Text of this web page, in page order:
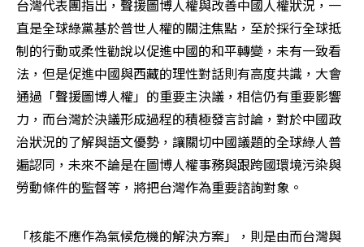
台灣代表團指出，聲援圖博人權與改善中國人權狀況，一
直是全球綠黨基於普世人權的關注焦點，至於採行全球抵
制的行動或柔性勸說以促進中國的和平轉變，未有一致看
法，但是促進中國與西藏的理性對話則有高度共識，大會
通過「聲援圖博人權」的重要主決議，相信仍有重要影響
力，而台灣於決議形成過程的積極發言討論，對於中國政
治狀況的了解與語文優勢，讓關切中國議題的全球綠人普
遍認同，未來不論是在圖博人權事務與跟跨國環境污染與
勞動條件的監督等，將把台灣作為重要諮詢對象。
「核能不應作為氣候危機的解決方案」，則是由而台灣與